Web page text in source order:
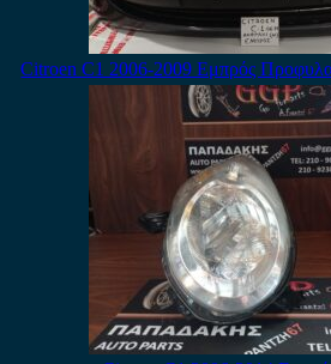
Citroen C1 2006-2009 Εμπρός